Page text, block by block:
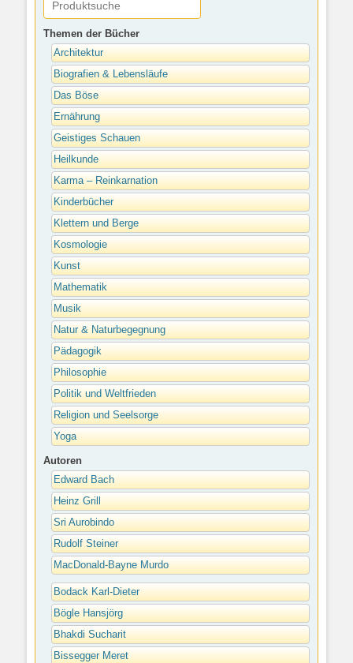
Themen der Bücher
Architektur
Biografien & Lebensläufe
Das Böse
Ernährung
Geistiges Schauen
Heilkunde
Karma – Reinkarnation
Kinderbücher
Klettern und Berge
Kosmologie
Kunst
Mathematik
Musik
Natur & Naturbegegnung
Pädagogik
Philosophie
Politik und Weltfrieden
Religion und Seelsorge
Yoga
Autoren
Edward Bach
Heinz Grill
Sri Aurobindo
Rudolf Steiner
MacDonald-Bayne Murdo
Bodack Karl-Dieter
Bögle Hansjörg
Bhakdi Sucharit
Bissegger Meret